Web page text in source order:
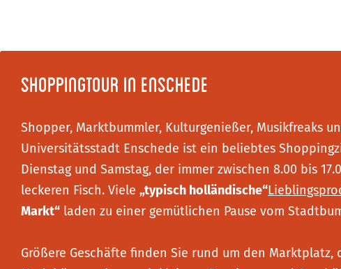
Shoppingtour in Enschede
Shopper, Marktbummler, Kulturgenießer, Musikfreaks
Universitätsstadt Enschede ist ein beliebtes
Dienstag und Samstag, der immer zwischen 8.00 bis
leckeren Fisch. Viele „typisch holländische“
Markt“ laden zu einer gemütlichen Pause vom
Größere Geschäfte finden Sie rund um den Marktplatz,